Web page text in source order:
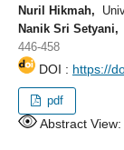
Nuril Hikmah,
Nanik Sri Setyani,
446-458
DOI : https://
pdf
Abstract View: